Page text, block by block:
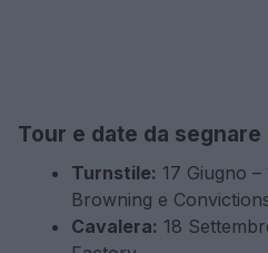
Tour e date da
Turnstile: 17 Giugno
Browning e
Cavalera: 18